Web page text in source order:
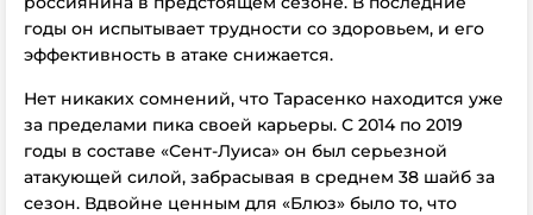
годы он испытывает трудности со здоровьем, и его
эффективность в атаке снижается.
Нет никаких сомнений, что Тарасенко находится уже
за пределами пика своей карьеры. С 2014 по 2019
годы в составе «Сент-Луиса» он был серьезной
атакующей силой, забрасывая в среднем 38 шайб за
сезон. Вдвойне ценным для «Блюз» было то, что